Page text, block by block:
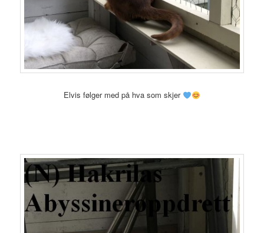
Elvis følger med på hva som skjer